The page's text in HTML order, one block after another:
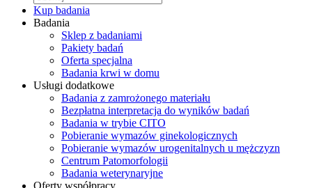
Kup badania
Badania
Sklep z badaniami
Pakiety badań
Oferta specjalna
Badania krwi w domu
Usługi dodatkowe
Badania z zamrożonego materiału
Bezpłatna interpretacja do wyników badań
Badania w trybie CITO
Pobieranie wymazów ginekologicznych
Pobieranie wymazów urogenitalnych u mężczyzn
Centrum Patomorfologii
Badania weterynaryjne
Oferty współpracy